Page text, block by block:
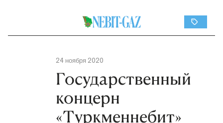
24 ноября 2020
Государственный
концерн
«Туркменнебит»